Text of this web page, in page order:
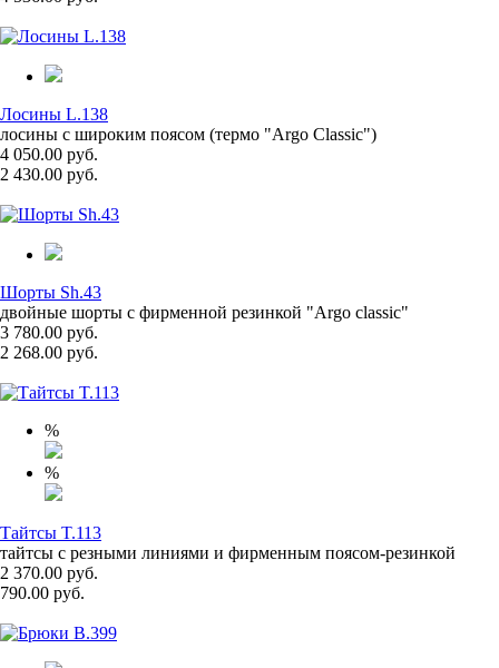
Лосины L.138
лосины с широким поясом (термо "Argo Classic")
4 050.00 руб.
2 430.00 руб.
Шорты Sh.43
двойные шорты с фирменной резинкой "Argo classic"
3 780.00 руб.
2 268.00 руб.
%
%
Тайтсы T.113
тайтсы с резными линиями и фирменным поясом-резинкой
2 370.00 руб.
790.00 руб.